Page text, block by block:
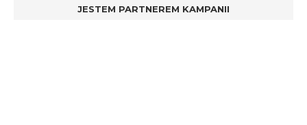
JESTEM PARTNEREM KAMPANII